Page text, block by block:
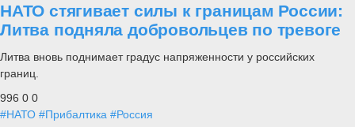
НАТО стягивает силы к границам России:
Литва подняла добровольцев по тревоге
Литва вновь поднимает градус напряженности у российских
границ.
996 0 0
#НАТО #Прибалтика #Россия